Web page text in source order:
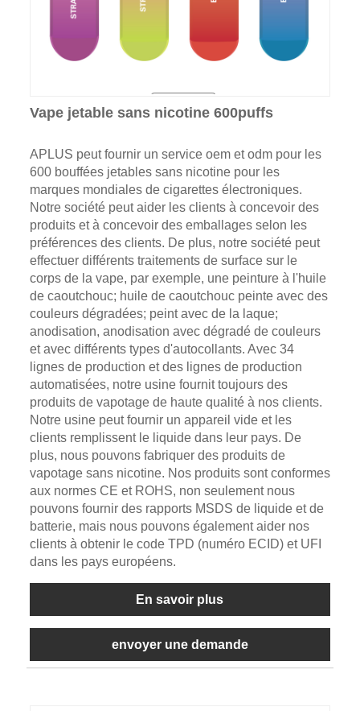
Vape jetable sans nicotine 600puffs
APLUS peut fournir un service oem et odm pour les
600 bouffées jetables sans nicotine pour les
marques mondiales de cigarettes électroniques.
Notre société peut aider les clients à concevoir des
produits et à concevoir des emballages selon les
préférences des clients. De plus, notre société peut
effectuer différents traitements de surface sur le
corps de la vape, par exemple, une peinture à l'huile
de caoutchouc; huile de caoutchouc peinte avec des
couleurs dégradées; peint avec de la laque;
anodisation, anodisation avec dégradé de couleurs
et avec différents types d'autocollants. Avec 34
lignes de production et des lignes de production
automatisées, notre usine fournit toujours des
produits de vapotage de haute qualité à nos clients.
Notre usine peut fournir un appareil vide et les
clients remplissent le liquide dans leur pays. De
plus, nous pouvons fabriquer des produits de
vapotage sans nicotine. Nos produits sont conformes
aux normes CE et ROHS, non seulement nous
pouvons fournir des rapports MSDS de liquide et de
batterie, mais nous pouvons également aider nos
clients à obtenir le code TPD (numéro ECID) et UFI
dans les pays européens.
En savoir plus
envoyer une demande